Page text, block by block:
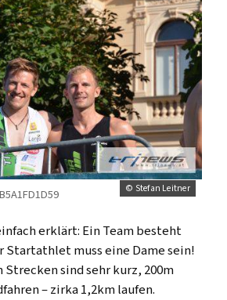
© Stefan Leitner
erklärt: Ein Team besteht
Startathlet muss eine Dame sein!
sind sehr kurz, 200m
– zirka 1,2km laufen.